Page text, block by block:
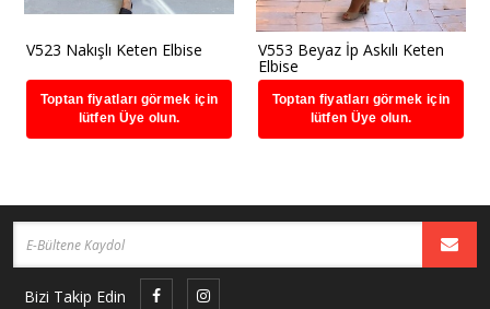
V523 Nakışlı Keten Elbise
Toptan fiyatları görmek için
lütfen Üye olun.
V553 Beyaz İp Askılı Keten
Elbise
Toptan fiyatları görmek için
lütfen Üye olun.
Bizi Takip Edin